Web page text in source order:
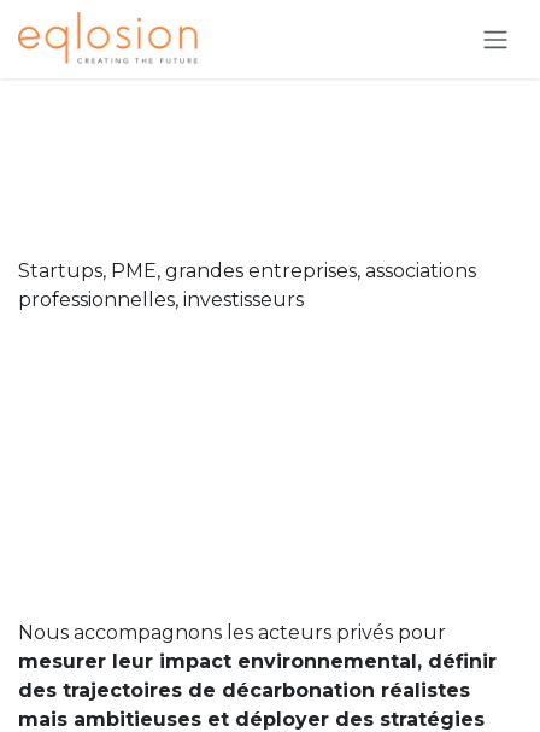
Se rendre au contenu
Startups, PME, grandes entreprises, associations
professionnelles, investisseurs
Nous accompagnons les acteurs privés pour
mesurer leur impact environnemental, définir
des trajectoires de décarbonation réalistes
mais ambitieuses et déployer des stratégies